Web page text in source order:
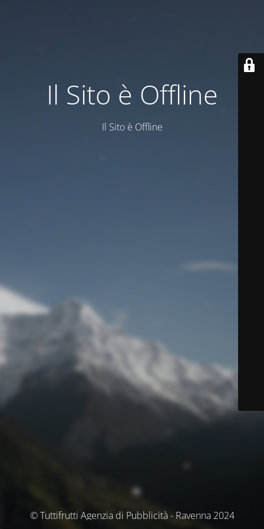
Il Sito è Offline
Il Sito è Offline
© Tuttifrutti Agenzia di Pubblicità - Ravenna 2024